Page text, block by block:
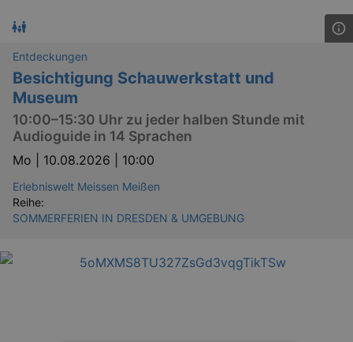
Entdeckungen
Besichtigung Schauwerkstatt und
Museum
10:00–15:30 Uhr zu jeder halben Stunde mit
Audioguide in 14 Sprachen
Mo | 10.08.2026 | 10:00
Erlebniswelt Meissen Meißen
Reihe:
SOMMERFERIEN IN DRESDEN & UMGEBUNG